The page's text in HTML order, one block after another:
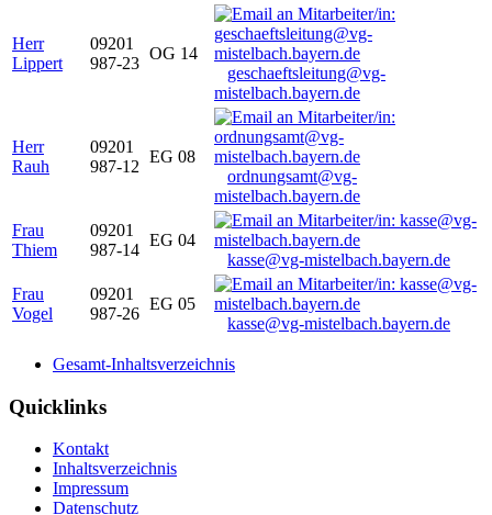
Herr
Lippert
09201
987-23
OG 14
geschaeftsleitung@vg-
mistelbach.bayern.de
Herr
Rauh
09201
987-12
EG 08
ordnungsamt@vg-
mistelbach.bayern.de
Frau
Thiem
09201
987-14
EG 04
kasse@vg-mistelbach.bayern.de
Frau
Vogel
09201
987-26
EG 05
kasse@vg-mistelbach.bayern.de
Gesamt-Inhaltsverzeichnis
Quicklinks
Kontakt
Inhaltsverzeichnis
Impressum
Datenschutz